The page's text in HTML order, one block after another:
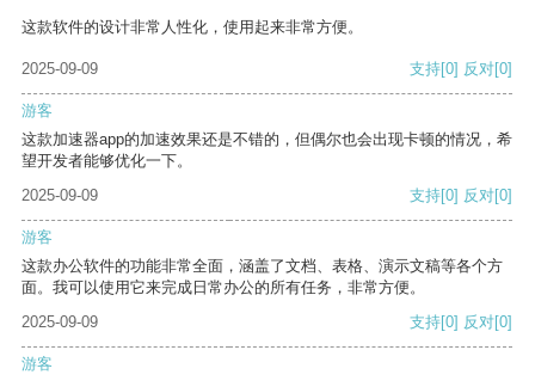
这款软件的设计非常人性化，使用起来非常方便。
2025-09-09 支持[0] 反对[0]
游客
这款加速器app的加速效果还是不错的，但偶尔也会出现卡顿的情况，希
望开发者能够优化一下。
2025-09-09
支持[0] 反对[0]
游客
这款办公软件的功能非常全面，涵盖了文档、表格、演示文稿等各个方
面。我可以使用它来完成日常办公的所有任务，非常方便。
2025-09-09
支持[0] 反对[0]
游客